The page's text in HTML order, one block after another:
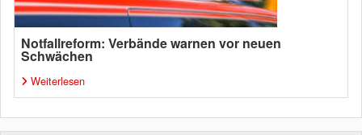
Notfallreform: Verbände warnen vor neuen
Schwächen
Weiterlesen